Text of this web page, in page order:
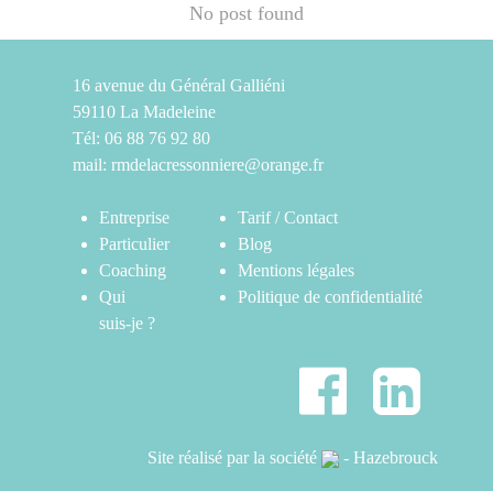
No post found
16 avenue du Général Galliéni
59110 La Madeleine
Tél: 06 88 76 92 80
mail: rmdelacressonniere@orange.fr
Entreprise
Particulier
Coaching
Qui
suis-je ?
Tarif / Contact
Blog
Mentions légales
Politique de confidentialité
Site réalisé par la société - Hazebrouck